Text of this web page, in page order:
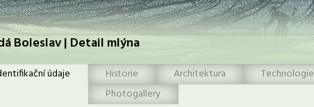
Boleslav | Detail mlýna
údaje
Historie Architektura Technologie
Photogallery